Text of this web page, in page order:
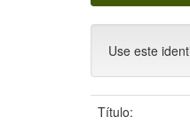
Use este
Título: